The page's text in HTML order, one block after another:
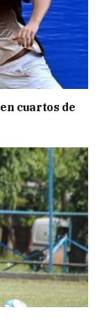
cuartos de